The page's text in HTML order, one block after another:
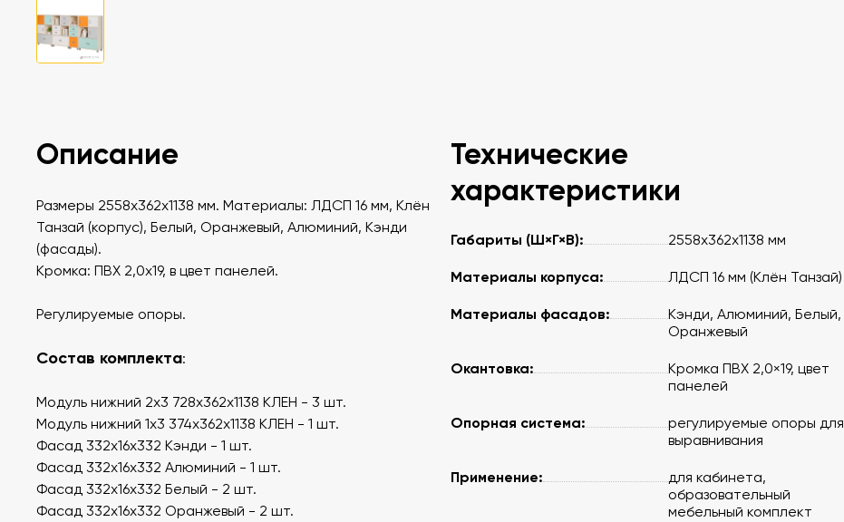
Описание
Размеры 2558х362х1138 мм. Материалы: ЛДСП 16 мм, Клён
Танзай (корпус), Белый, Оранжевый, Алюминий, Кэнди
(фасады).
Кромка: ПВХ 2,0х19, в цвет панелей.
Регулируемые опоры.
Состав комплекта:
Модуль нижний 2х3 728х362х1138 КЛЕН - 3 шт.
Модуль нижний 1х3 374х362х1138 КЛЕН - 1 шт.
Фасад 332х16х332 Кэнди - 1 шт.
Фасад 332х16х332 Алюминий - 1 шт.
Фасад 332х16х332 Белый - 2 шт.
Фасад 332х16х332 Оранжевый - 2 шт.
Технические
характеристики
Габариты (Ш×Г×В): 2558х362х1138 мм
Материалы корпуса: ЛДСП 16 мм (Клён Танзай)
Материалы фасадов:
Кэнди, Алюминий, Белый,
Оранжевый
Окантовка:
Кромка ПВХ 2,0×19, цвет
панелей
Опорная система:
регулируемые опоры для
выравнивания
Применение:
для кабинета,
образовательный
мебельный комплект